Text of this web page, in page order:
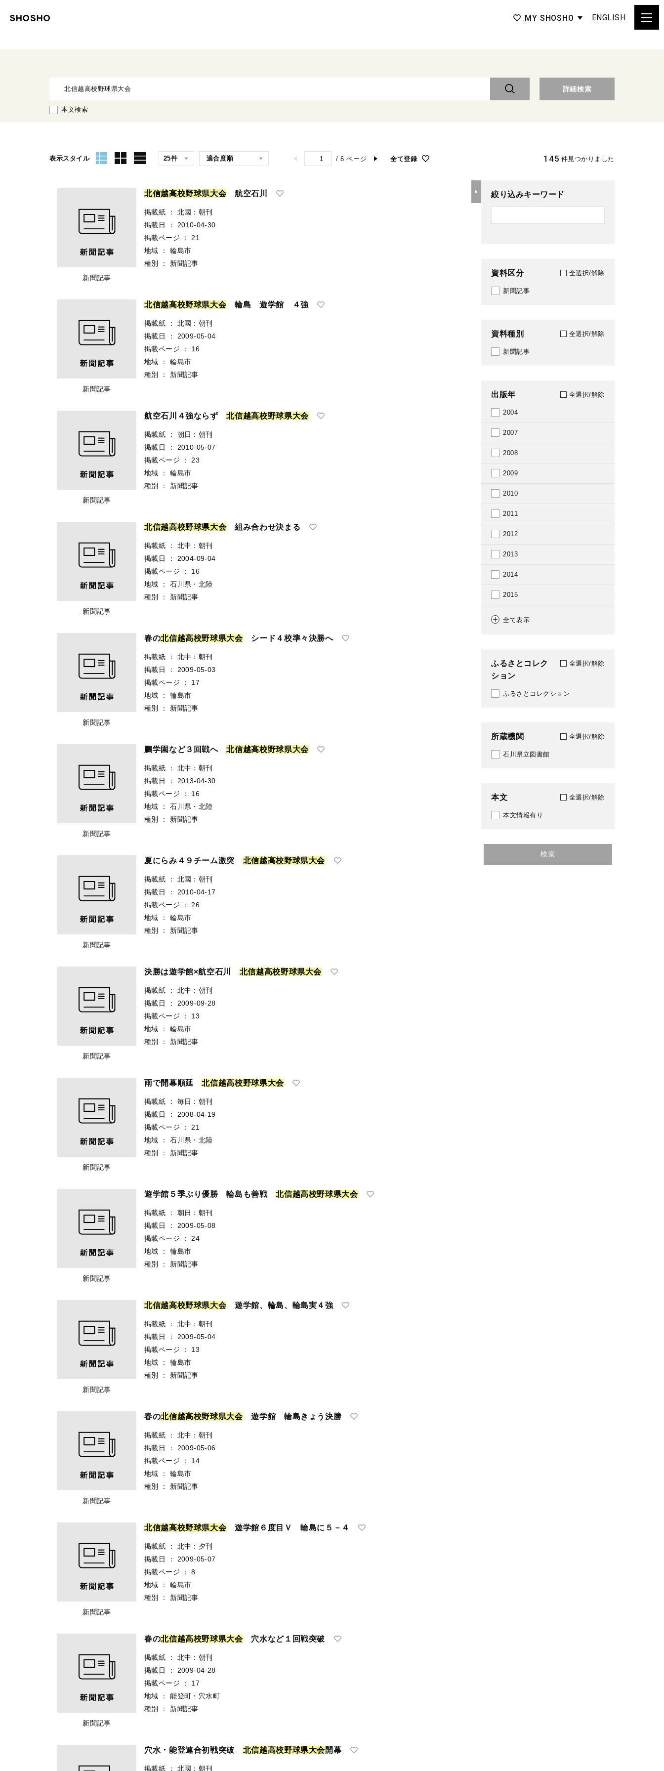
MY SHOSHO ENGLISH
詳細検索
本文検索
表示スタイル / 6 ページ 全て登録 145 件見つかりました
新聞記事
北信越高校野球県大会航空石川
掲載紙 ：
北國：朝刊
掲載日
：
2010-04-30
掲載ページ
：
21
地域
：
輪島市
種別
： 新聞記事
新聞記事
北信越高校野球県大会輪島 遊学館 ４強
掲載紙 ：
北國：朝刊
掲載日
：
2009-05-04
掲載ページ
：
16
地域
：
輪島市
種別
： 新聞記事
新聞記事
航空石川４強ならず北信越高校野球県大会
掲載紙 ：
朝日：朝刊
掲載日
：
2010-05-07
掲載ページ
：
23
地域
：
輪島市
種別
： 新聞記事
新聞記事
北信越高校野球県大会組み合わせ決まる
掲載紙 ：
北中：朝刊
掲載日
：
2004-09-04
掲載ページ
：
16
地域
：
石川県・北陸
種別
： 新聞記事
新聞記事
春の北信越高校野球県大会シード４校準々決勝へ
掲載紙 ：
北中：朝刊
掲載日
：
2009-05-03
掲載ページ
：
17
地域
：
輪島市
種別
： 新聞記事
新聞記事
鵬学園など３回戦へ北信越高校野球県大会
掲載紙 ：
北中：朝刊
掲載日
：
2013-04-30
掲載ページ
：
16
地域
：
石川県・北陸
種別
： 新聞記事
新聞記事
夏にらみ４９チーム激突 北信越高校野球県大会
掲載紙 ：
北國：朝刊
掲載日
：
2010-04-17
掲載ページ
：
26
地域
：
輪島市
種別
： 新聞記事
新聞記事
決勝は遊学館×航空石川 北信越高校野球県大会
掲載紙 ：
北中：朝刊
掲載日
：
2009-09-28
掲載ページ
：
13
地域
：
輪島市
種別
： 新聞記事
新聞記事
雨で開幕順延北信越高校野球県大会
掲載紙 ：
毎日：朝刊
掲載日
：
2008-04-19
掲載ページ
：
21
地域
：
石川県・北陸
種別
： 新聞記事
新聞記事
遊学館５季ぶり優勝 輪島も善戦北信越高校野球県大会
掲載紙 ：
朝日：朝刊
掲載日
：
2009-05-08
掲載ページ
：
24
地域
：
輪島市
種別
： 新聞記事
新聞記事
北信越高校野球県大会遊学館、輪島、輪島実４強
掲載紙 ：
北中：朝刊
掲載日
：
2009-05-04
掲載ページ
：
13
地域
：
輪島市
種別
： 新聞記事
新聞記事
春の北信越高校野球県大会遊学館 輪島きょう決勝
掲載紙 ：
北中：朝刊
掲載日
：
2009-05-06
掲載ページ
：
14
地域
：
輪島市
種別
： 新聞記事
新聞記事
北信越高校野球県大会遊学館６度目Ｖ 輪島に５－４
掲載紙 ：
北中：夕刊
掲載日
：
2009-05-07
掲載ページ
：
8
地域
：
輪島市
種別
： 新聞記事
新聞記事
春の北信越高校野球県大会穴水など１回戦突破
掲載紙 ：
北中：朝刊
掲載日
：
2009-04-28
掲載ページ
：
17
地域
：
能登町・穴水町
種別
： 新聞記事
穴水・能登連合初戦突破 北信越高校野球県大会開幕
掲載紙 ： 北國：朝刊
絞り込みキーワード
資料区分 全選択/解除
新聞記事
資料種別 全選択/解除
新聞記事
出版年 全選択/解除
2004
2007
2008
2009
2010
2011
2012
2013
2014
2015
2016
2020
2021
2023
2024
全て表示
ふるさとコレク
ション
全選択/解除
ふるさとコレクション
所蔵機関 全選択/解除
石川県立図書館
本文 全選択/解除
本文情報有り
検索